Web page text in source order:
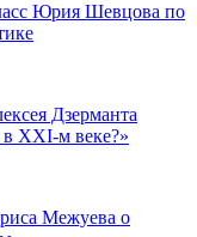
Юрия Шевцова по
Дзерманта
XXI-м веке?»
Межуева о